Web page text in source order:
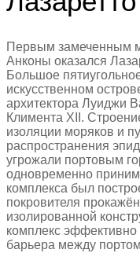
Первым замеченным
Анконы оказался
Большое
искусственном
архитектора Луиджи
Климента XII.
изоляции моряков и
распространения
угрожали портовым
одновременно
комплекса был
покровителя
изолированной
комплекс
барьера между